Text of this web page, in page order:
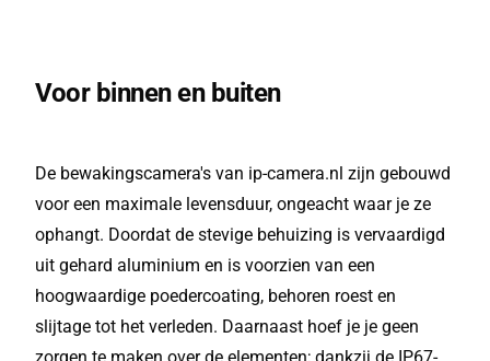
Voor binnen en buiten
De bewakingscamera's van ip-camera.nl zijn gebouwd
voor een maximale levensduur, ongeacht waar je ze
ophangt. Doordat de stevige behuizing is vervaardigd
uit gehard aluminium en is voorzien van een
hoogwaardige poedercoating, behoren roest en
slijtage tot het verleden. Daarnaast hoef je je geen
zorgen te maken over de elementen; dankzij de IP67-